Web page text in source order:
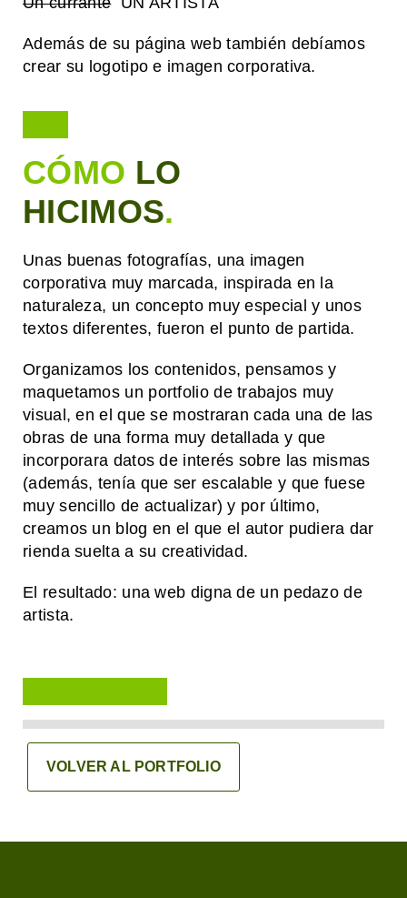
Además de su página web también debíamos
crear su logotipo e imagen corporativa.
CÓMO LO
HICIMOS.
Unas buenas fotografías, una imagen
corporativa muy marcada, inspirada en la
naturaleza, un concepto muy especial y unos
textos diferentes, fueron el punto de partida.
Organizamos los contenidos, pensamos y
maquetamos un portfolio de trabajos muy
visual, en el que se mostraran cada una de las
obras de una forma muy detallada y que
incorporara datos de interés sobre las mismas
(además, tenía que ser escalable y que fuese
muy sencillo de actualizar) y por último,
creamos un blog en el que el autor pudiera dar
rienda suelta a su creatividad.
El resultado: una web digna de un pedazo de
artista.
VOLVER AL PORTFOLIO